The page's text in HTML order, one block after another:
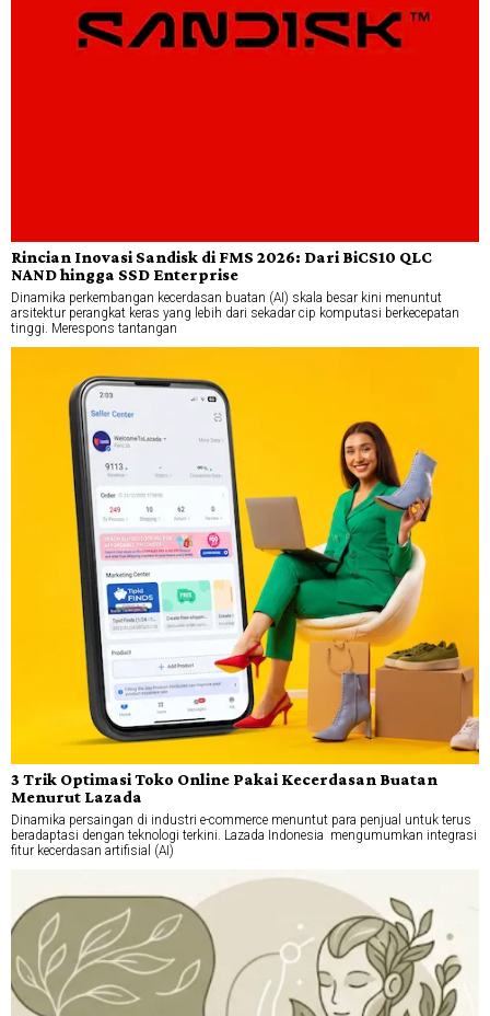
Rincian Inovasi Sandisk di FMS 2026: Dari BiCS10 QLC
NAND hingga SSD Enterprise
Dinamika perkembangan kecerdasan buatan (AI) skala besar kini menuntut
arsitektur perangkat keras yang lebih dari sekadar cip komputasi berkecepatan
tinggi. Merespons tantangan
3 Trik Optimasi Toko Online Pakai Kecerdasan Buatan
Menurut Lazada
Dinamika persaingan di industri e-commerce menuntut para penjual untuk terus
beradaptasi dengan teknologi terkini. Lazada Indonesia mengumumkan integrasi
fitur kecerdasan artifisial (AI)